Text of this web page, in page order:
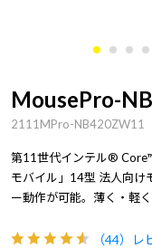
MousePro-
2111MPro-NB420ZW11
第11世代インテル®
モバイル」14型 法人向け
ー動作が可能。薄く・軽
（44） レ